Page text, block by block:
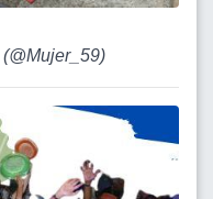
(@Mujer_59)